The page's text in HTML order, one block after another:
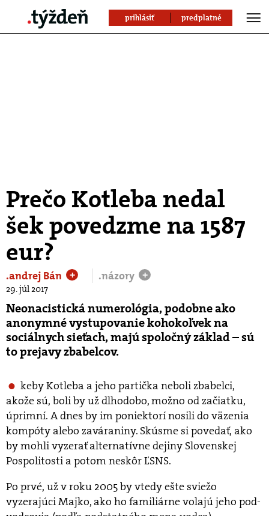
prihlásiť predplatné
Prečo Kotleba nedal
šek povedzme na 1587
eur?
.andrej Bán + .názory +
29. júl 2017
Neonacistická numerológia, podobne ako
anonymné vystupovanie kohokoľvek na
sociálnych sieťach, majú spoločný základ – sú
to prejavy zbabelcov.
keby Kotleba a jeho partička neboli zbabelci,
akože sú, boli by už dlhodobo, možno od začiatku,
úprimní. A dnes by im poniektorí nosili do väzenia
kompóty alebo zaváraniny. Skúsme si povedať, ako
by mohli vyzerať alternatívne dejiny Slovenskej
Pospolitosti a potom neskôr ĽSNS.
Po prvé, už v roku 2005 by vtedy ešte sviežo
vyzerajúci Majko, ako ho familiárne volajú jeho pod-